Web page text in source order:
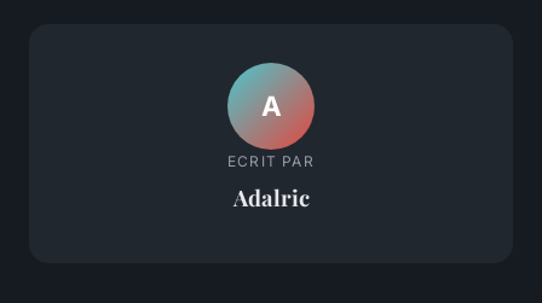
A
ECRIT PAR
Adalric